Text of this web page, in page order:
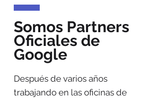
Somos Partners
Oficiales de
Google
Después de varios años
trabajando en las oficinas de